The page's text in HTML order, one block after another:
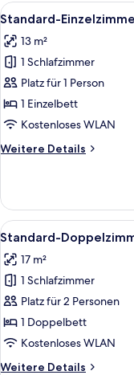
Alle
Fotos
für
Standard-
Einzelzimmer
anzeigen
4
Standard-
13 m²
1 Schlafzimmer
Platz für 1 Person
1 Einzelbett
Kostenloses WLAN
Weitere Details
Weitere
Einzelzimmer
Alle
Fotos
für
Standard-
Doppelzimmer
anzeigen
4
Standard-
17 m²
1 Schlafzimmer
Platz für 2 Personen
1 Doppelbett
Kostenloses WLAN
Weitere Details
Weitere